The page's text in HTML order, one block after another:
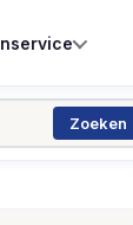
Zoeken